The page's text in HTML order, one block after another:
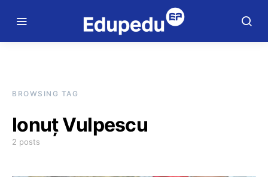
BROWSING TAG
Ionuț Vulpescu
2 posts